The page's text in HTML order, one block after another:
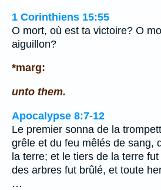
1 Corinthiens 15:55
O mort, où est ta victoire? O
aiguillon?
*marg:
unto them.
Apocalypse 8:7-12
Le premier sonna de la
grêle et du feu mêlés de sang,
la terre; et le tiers de la terre
des arbres fut brûlé, et toute
…